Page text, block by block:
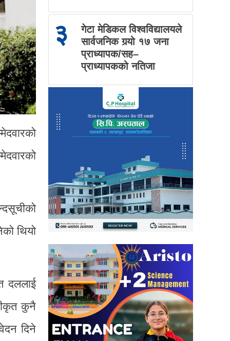
थियो
दललाई
कुनै
दिने
३
गेटा मेडिकल विश्वविद्यालयले
सार्वजनिक गर्‍यो १७ जना
प्राध्यापक/सह–
प्राध्यापकको नतिजा